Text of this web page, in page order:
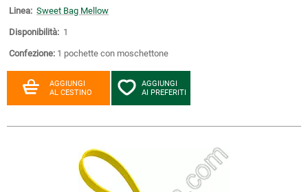
Linea: Sweet Bag Mellow
Disponibilità: 1
Confezione: 1 pochette con moschettone
AGGIUNGI
AL CESTINO
AGGIUNGI
AI PREFERITI